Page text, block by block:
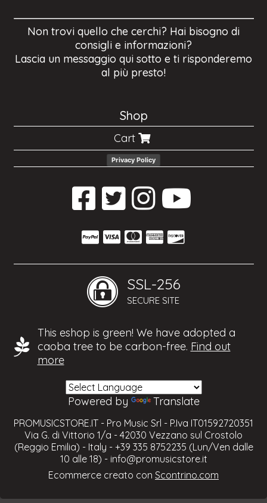
Non trovi quello che cerchi? Hai bisogno di
consigli e informazioni?
Lascia un messaggio qui sotto e ti risponderemo
al più presto!
Shop
Cart
Privacy Policy
SSL-256
SECURE SITE
This eshop is green! We have adopted a
caoba tree to be carbon-free. Find out
more
Powered by Translate
PROMUSICSTORE.IT - Pro Music Srl - P.Iva IT01592720351
Via G. di Vittorio 1/a - 42030 Vezzano sul Crostolo
(Reggio Emilia) - Italy - +39 335 8752235 (Lun/Ven dalle
10 alle 18) - info@promusicstore.it
Ecommerce creato con Scontrino.com